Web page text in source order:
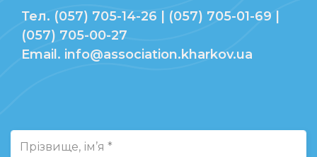
Тел. (057) 705-14-26 | (057) 705-01-69 |
(057) 705-00-27
Email. info@association.kharkov.ua